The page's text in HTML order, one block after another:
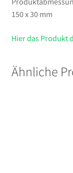
150 x 30 mm
Hier das Produkt
Ähnliche